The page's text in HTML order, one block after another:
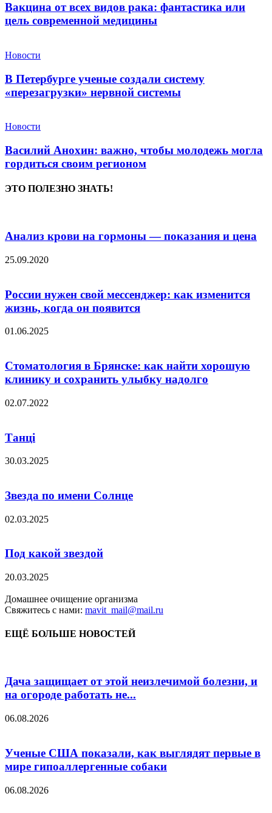
Вакцина от всех видов рака: фантастика или
цель современной медицины
Новости
В Петербурге ученые создали систему
«перезагрузки» нервной системы
Новости
Василий Анохин: важно, чтобы молодежь могла
гордиться своим регионом
ЭТО ПОЛЕЗНО ЗНАТЬ!
Анализ крови на гормоны — показания и цена
25.09.2020
России нужен свой мессенджер: как изменится
жизнь, когда он появится
01.06.2025
Стоматология в Брянске: как найти хорошую
клинику и сохранить улыбку надолго
02.07.2022
Танці
30.03.2025
Звезда по имени Солнце
02.03.2025
Под какой звездой
20.03.2025
Домашнее очищение организма
Свяжитесь с нами: mavit_mail@mail.ru
ЕЩЁ БОЛЬШЕ НОВОСТЕЙ
Дача защищает от этой неизлечимой болезни, и
на огороде работать не...
06.08.2026
Ученые США показали, как выглядят первые в
мире гипоаллергенные собаки
06.08.2026